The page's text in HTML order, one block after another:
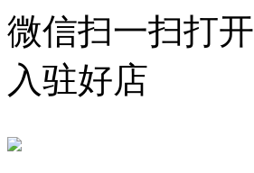
微信扫一扫打开
入驻好店